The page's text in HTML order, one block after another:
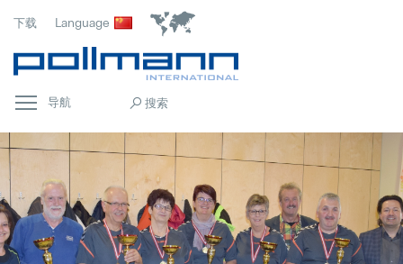
下载 Language
导航